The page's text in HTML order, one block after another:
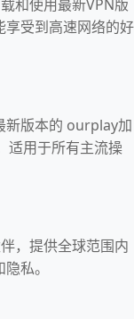
和使用最新VPN版
享受到高速网络的好
新版本的 ourplay加
适用于所有主流操
，提供全球范围内
私。